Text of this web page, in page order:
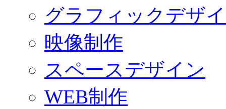
グラフィックデザ
映像制作
スペースデザイン
WEB制作